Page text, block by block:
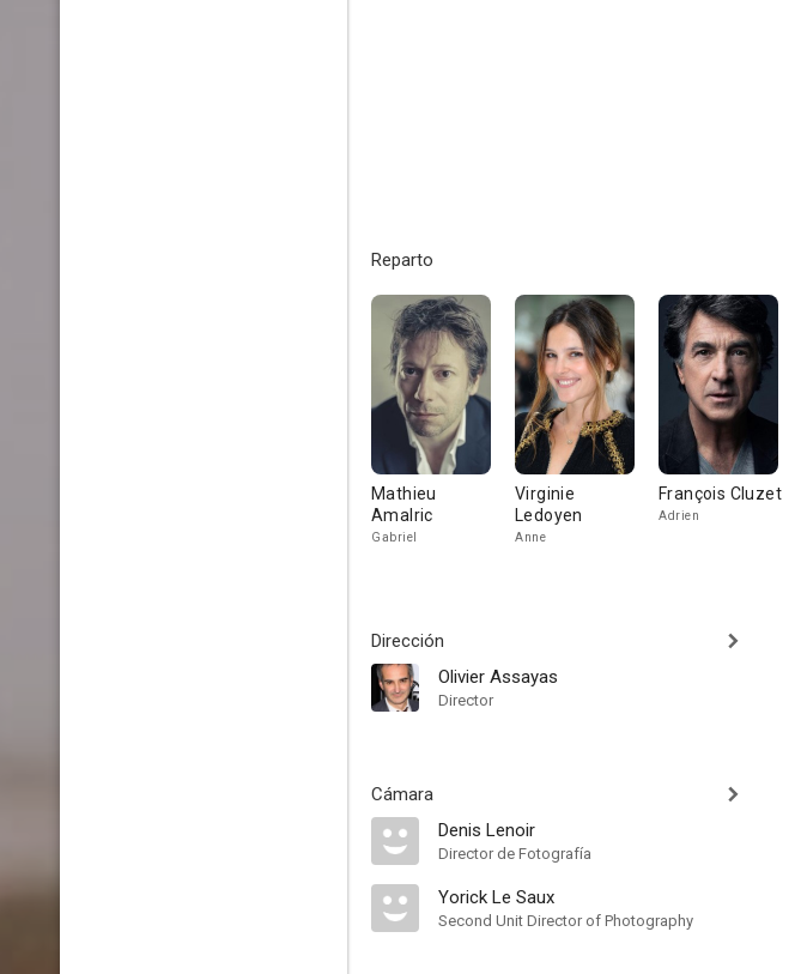
Reparto
Mathieu
Amalric
Gabriel
Virginie
Ledoyen
Anne
François Cluzet
Adrien
Dirección
Olivier Assayas
Director
Cámara
Denis Lenoir
Director de Fotografía
Yorick Le Saux
Second Unit Director of Photography